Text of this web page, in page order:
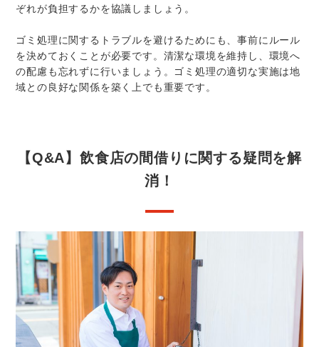
ぞれが負担するかを協議しましょう。
ゴミ処理に関するトラブルを避けるためにも、事前にルール
を決めておくことが必要です。清潔な環境を維持し、環境へ
の配慮も忘れずに行いましょう。ゴミ処理の適切な実施は地
域との良好な関係を築く上でも重要です。
【Q&A】飲食店の間借りに関する疑問を解
消！